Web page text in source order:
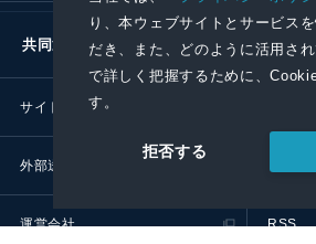
り、本ウェブサイトとサービス
だき、また、どのように活用さ
で詳しく把握するために、
す。
拒否する
共同通信社グループ
サイトポリシー
外部送信ポリシー
運営会社 RSS